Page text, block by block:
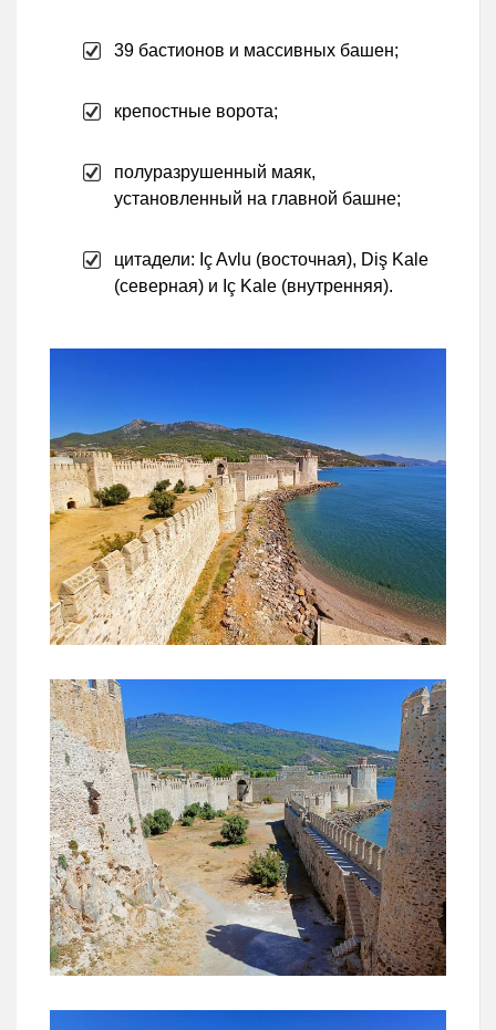
39 бастионов и массивных башен;
крепостные ворота;
полуразрушенный маяк,
установленный на главной башне;
цитадели: Iç Avlu (восточная), Diş Kale
(северная) и Iç Kale (внутренняя).